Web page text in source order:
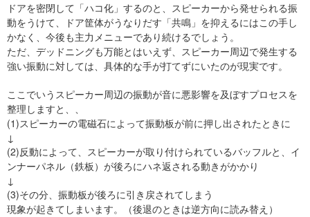
ドアを密閉して「ハコ化」するのと、スピーカーから発せられる振
動をうけて、ドア筐体がうなりだす「共鳴」を抑えるにはこの手し
かなく、今後も主力メニューであり続けるでしょう。
ただ、デッドニングも万能とはいえず、スピーカー周辺で発生する
強い振動に対しては、具体的な手が打てずにいたのが現実です。
ここでいうスピーカー周辺の振動が音に悪影響を及ぼすプロセスを
整理しますと、、
(1)スピーカーの電磁石によって振動板が前に押し出されたときに
↓
(2)反動によって、スピーカーが取り付けられているバッフルと、イ
ンナーパネル（鉄板）が後ろにハネ返される動きがかかり
↓
(3)その分、振動板が後ろに引き戻されてしまう
現象が起きてしまいます。（後退のときは逆方向に読み替え）